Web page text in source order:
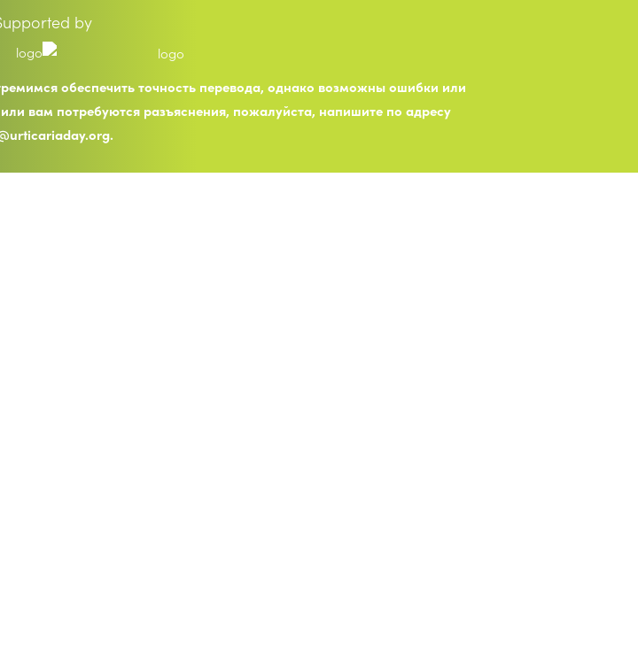
by
обеспечить точность перевода, однако возможны ошибки или
вам потребуются разъяснения, пожалуйста, напишите по адресу